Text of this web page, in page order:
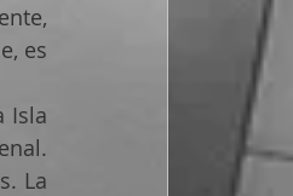
es
Isla
La